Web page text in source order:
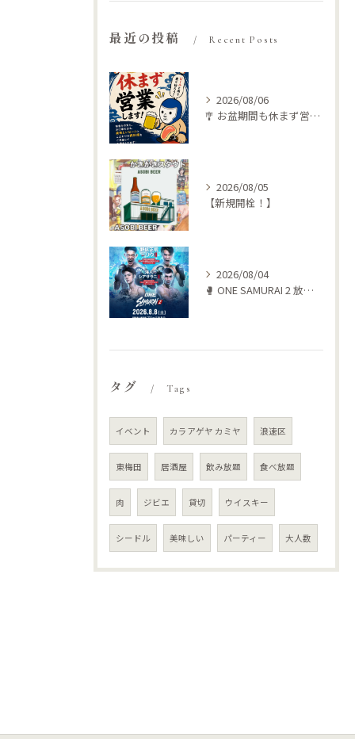
最近の投稿 Recent Posts
2026/08/06
🎐 お盆期間も休まず営業します！ 🍺🥩
2026/08/05
【新規開栓！】
2026/08/04
🥊 ONE SAMURAI 2 放送します‼️
タグ Tags
イベント カラアゲヤ カミヤ 浪速区
東梅田 居酒屋 飲み放題 食べ放題
肉 ジビエ 貸切 ウイスキー
シードル 美味しい パーティー 大人数